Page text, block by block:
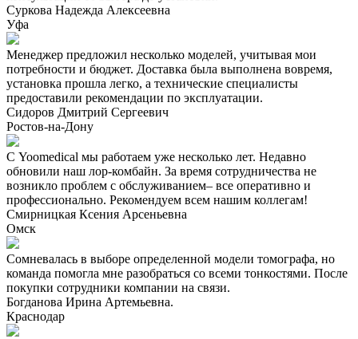
Суркова Надежда Алексеевна
Уфа
Менеджер предложил несколько моделей, учитывая мои
потребности и бюджет. Доставка была выполнена вовремя,
установка прошла легко, а технические специалисты
предоставили рекомендации по эксплуатации.
Сидоров Дмитрий Сергеевич
Ростов-на-Дону
С Yoomedical мы работаем уже несколько лет. Недавно
обновили наш лор-комбайн. За время сотрудничества не
возникло проблем с обслуживанием– все оперативно и
профессионально. Рекомендуем всем нашим коллегам!
Смирницкая Ксения Арсеньевна
Омск
Сомневалась в выборе определенной модели томографа, но
команда помогла мне разобраться со всеми тонкостями. После
покупки сотрудники компании на связи.
Богданова Ирина Артемьевна.
Краснодар